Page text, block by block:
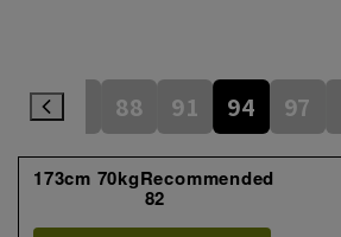
85 88 91 94 97
173cm 70kgRecommended
82